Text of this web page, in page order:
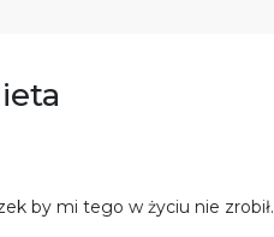
by mi tego w życiu nie zrobił.